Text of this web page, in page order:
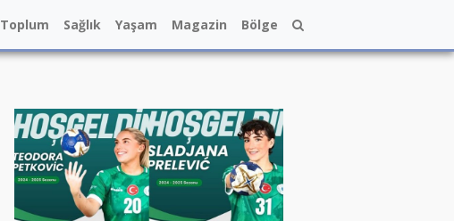
Toplum Sağlık Yaşam Magazin Bölge